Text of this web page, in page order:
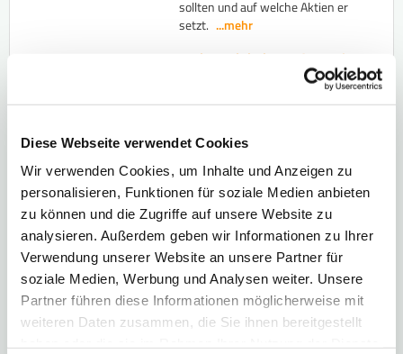
Diese Webseite verwendet Cookies
Wir verwenden Cookies, um Inhalte und Anzeigen zu
personalisieren, Funktionen für soziale Medien anbieten
zu können und die Zugriffe auf unsere Website zu
analysieren. Außerdem geben wir Informationen zu Ihrer
Verwendung unserer Website an unsere Partner für
soziale Medien, Werbung und Analysen weiter. Unsere
Partner führen diese Informationen möglicherweise mit
weiteren Daten zusammen, die Sie ihnen bereitgestellt
sollten und auf welche Aktien er
setzt. ...mehr
Tesla – Alphabet – SAP: Hier
welche Kursmarken für aktive
Anleger jetzt besonders wichtig
sind.
...mehr
Silberminen-Aktien im
Fokus
Warum der Global X Silver Miners
ETF nach der Korrektur
interessant sein könnte, welche
Unternehmen enthalten sind und
welche Chancen sowie Risiken
ein Investment in Silberminen